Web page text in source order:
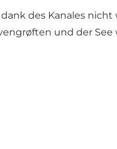
des Kanales
und der See